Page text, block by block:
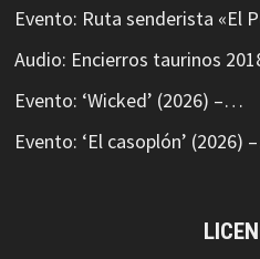
Evento: Ruta senderista «El
Audio: Encierros taurinos
Evento: ‘Wicked’ (2026) –…
Evento: ‘El casoplón’ (2026)